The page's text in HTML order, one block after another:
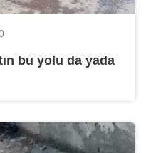
bu yolu da yada